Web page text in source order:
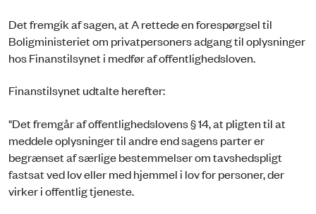
Det fremgik af sagen, at A rettede en forespørgsel til
Boligministeriet om privatpersoners adgang til oplysninger
hos Finanstilsynet i medfør af offentlighedsloven.
Finanstilsynet udtalte herefter:
"Det fremgår af offentlighedslovens § 14, at pligten til at
meddele oplysninger til andre end sagens parter er
begrænset af særlige bestemmelser om tavshedspligt
fastsat ved lov eller med hjemmel i lov for personer, der
virker i offentlig tjeneste.